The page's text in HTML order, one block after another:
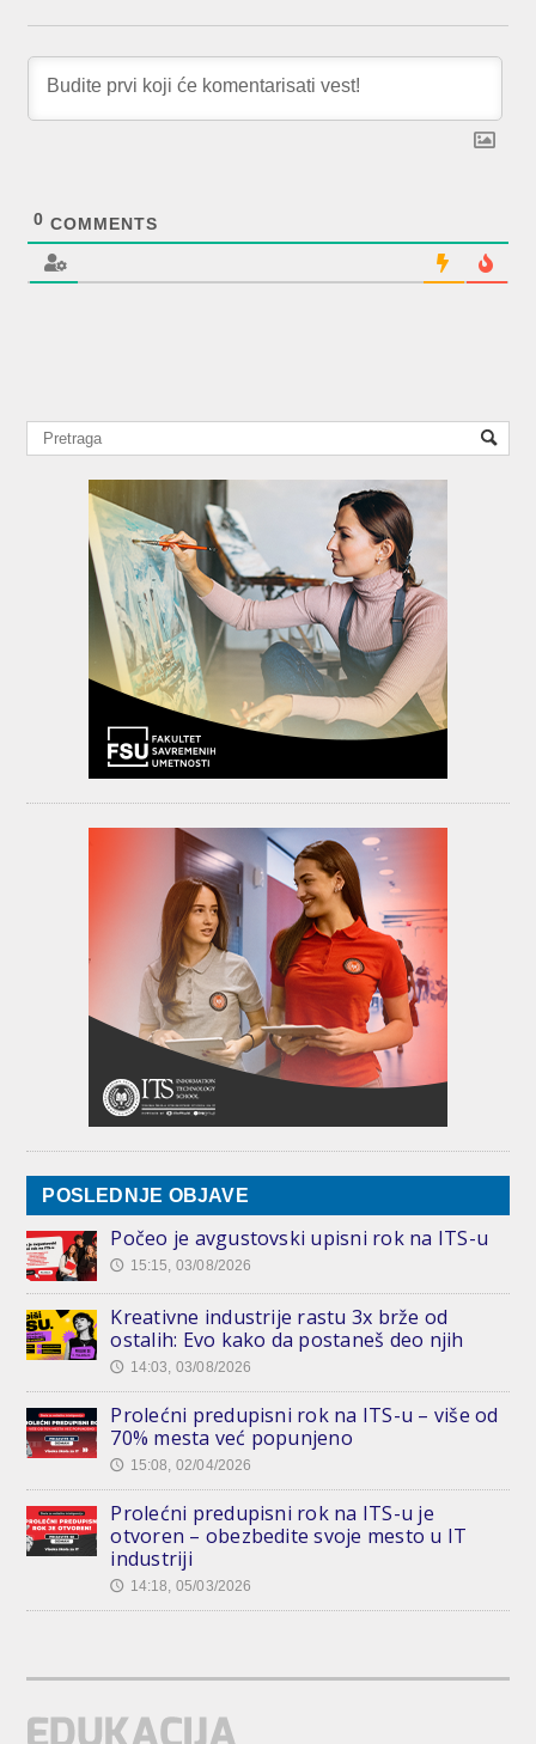
0 COMMENTS
POSLEDNJE OBJAVE
Počeo je avgustovski upisni rok na ITS-u
🕔 15:15, 03/08/2026
Kreativne industrije rastu 3x brže od
ostalih: Evo kako da postaneš deo njih
🕔 14:03, 03/08/2026
Prolećni predupisni rok na ITS-u – više od
70% mesta već popunjeno
🕔 15:08, 02/04/2026
Prolećni predupisni rok na ITS-u je
otvoren – obezbedite svoje mesto u IT
industriji
🕔 14:18, 05/03/2026